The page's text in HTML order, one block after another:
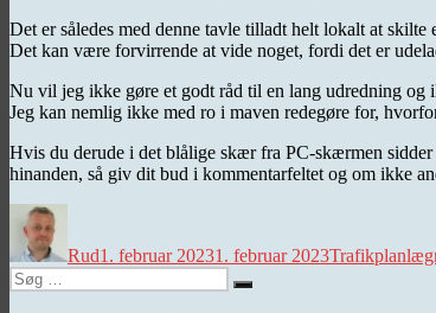
Det er således med denne tavle tilladt helt lokalt at
Det kan være forvirrende at vide noget, fordi det er
Nu vil jeg ikke gøre et godt råd til en lang udredning og
Jeg kan nemlig ikke med ro i maven redegøre for,
Hvis du derude i det blålige skær fra PC-skærmen
hinanden, så giv dit bud i kommentarfeltet og om ikke
Rud1. februar 20231. februar 2023
Søg
efter:
Søg